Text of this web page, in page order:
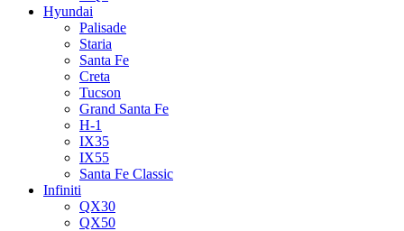
Hyundai
Palisade
Staria
Santa Fe
Creta
Tucson
Grand Santa Fe
H-1
IX35
IX55
Santa Fe Classic
Infiniti
QX30
QX50